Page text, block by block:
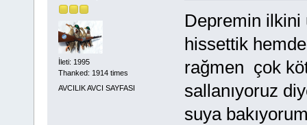
İleti: 1995
Thanked: 1914 times
AVCILIK AVCI SAYFASI
Depremin
hissettik
rağmen çok
sallanıyoruz
suya